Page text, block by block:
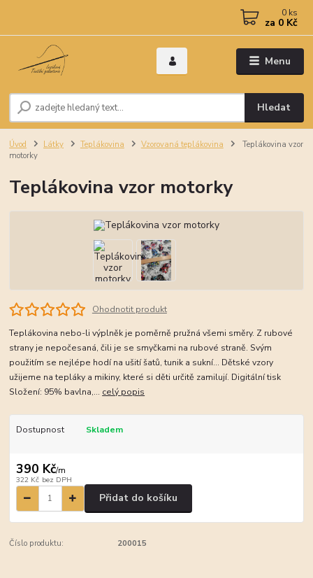
Menu
Hledat
0 ks
za 0 Kč
Úvod Látky Teplákovina Vzorovaná teplákovina
Teplákovina vzor
motorky
Teplákovina vzor motorky
Ohodnotit produkt
Teplákovina nebo-li výplněk je poměrně pružná všemi směry. Z rubové
strany je nepočesaná, čili je se smyčkami na rubové straně. Svým
použitím se nejlépe hodí na ušití šatů, tunik a sukní... Dětské vzory
užijeme na tepláky a mikiny, které si děti určitě zamilují. Digitální tisk
Složení: 95% bavlna,... celý popis
Dostupnost Skladem
390 Kč/m
322 Kč bez DPH
Přidat do košíku
Číslo produktu: 200015